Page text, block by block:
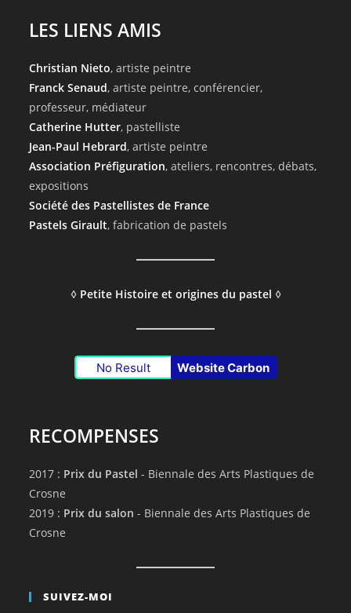
LES LIENS AMIS
Christian Nieto, artiste peintre
Franck Senaud, artiste peintre, conférencier,
professeur, médiateur
Catherine Hutter, pastelliste
Jean-Paul Hebrard, artiste peintre
Association Préfiguration, ateliers, rencontres, débats,
expositions
Société des Pastellistes de France
Pastels Girault, fabrication de pastels
◊ Petite Histoire et origines du pastel ◊
No Result Website Carbon
RECOMPENSES
2017 : Prix du Pastel - Biennale des Arts Plastiques de
Crosne
2019 : Prix du salon - Biennale des Arts Plastiques de
Crosne
SUIVEZ-MOI